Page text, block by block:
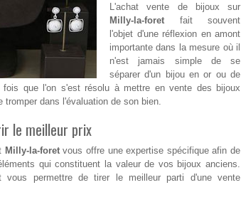
L'achat vente de bijoux sur
Milly-la-foret fait souvent
l'objet d'une réflexion en amont
importante dans la mesure où il
n'est jamais simple de se
séparer d'un bijou en or ou de
que l'on s'est résolu à mettre en vente des bijoux
dans l'évaluation de son bien.
le meilleur prix
Milly-la-foretvous offre une expertise spécifique afin de
qui constituent la valeur de vos bijoux anciens.
permettre de tirer le meilleur parti d'une vente